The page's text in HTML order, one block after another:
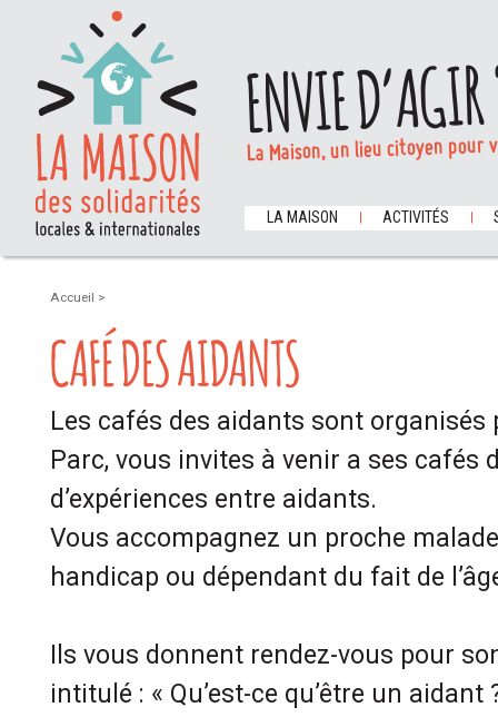
ENVIE
La Maison, un lieu citoyen
LA MAISON ACTIVITÉS
Accueil >
CAFÉ DES AIDANTS
Les cafés des aidants sont organisés
Parc, vous invites à venir a ses cafés
d’expériences entre aidants.
Vous accompagnez un proche
handicap ou dépendant du fait de
Ils vous donnent rendez-vous pour
intitulé : « Qu’est-ce qu’être un